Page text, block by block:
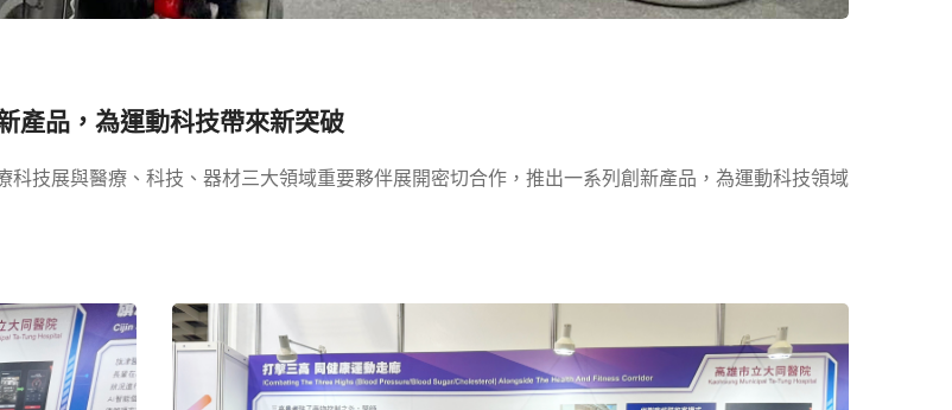
產品， 為運動科技帶來新突破
技展與醫療、科技、器材三大領域重要夥伴展開密切合作，推出一系列創新產品，為運動科技領域